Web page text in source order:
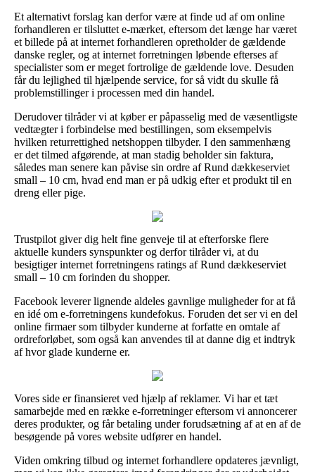
Et alternativt forslag kan derfor være at finde ud af om online
forhandleren er tilsluttet e-mærket, eftersom det længe har været
et billede på at internet forhandleren opretholder de gældende
danske regler, og at internet forretningen løbende efterses af
specialister som er meget fortrolige de gældende love. Desuden
får du lejlighed til hjælpende service, for så vidt du skulle få
problemstillinger i processen med din handel.
Derudover tilråder vi at køber er påpasselig med de væsentligste
vedtægter i forbindelse med bestillingen, som eksempelvis
hvilken returrettighed netshoppen tilbyder. I den sammenhæng
er det tilmed afgørende, at man stadig beholder sin faktura,
således man senere kan påvise sin ordre af Rund dækkeserviet
small – 10 cm, hvad end man er på udkig efter et produkt til en
dreng eller pige.
Trustpilot giver dig helt fine genveje til at efterforske flere
aktuelle kunders synspunkter og derfor tilråder vi, at du
besigtiger internet forretningens ratings af Rund dækkeserviet
small – 10 cm forinden du shopper.
Facebook leverer lignende aldeles gavnlige muligheder for at få
en idé om e-forretningens kundefokus. Foruden det ser vi en del
online firmaer som tilbyder kunderne at forfatte en omtale af
ordreforløbet, som også kan anvendes til at danne dig et indtryk
af hvor glade kunderne er.
Vores side er finansieret ved hjælp af reklamer. Vi har et tæt
samarbejde med en række e-forretninger eftersom vi annoncerer
deres produkter, og får betaling under forudsætning af at en af de
besøgende på vores website udfører en handel.
Viden omkring tilbud og internet forhandlere opdateres jævnligt,